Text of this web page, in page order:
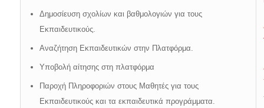
Δημοσίευση σχολίων και βαθμολογιών για τους
Εκπαιδευτικούς.
Αναζήτηση Εκπαιδευτικών στην Πλατφόρμα.
Υποβολή αίτησης στη πλατφόρμα
Παροχή Πληροφοριών στους Μαθητές για τους
Εκπαιδευτικούς και τα εκπαιδευτικά προγράμματα.